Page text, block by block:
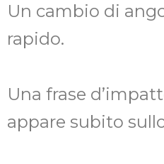
Un cambio di
rapido.
Una frase
appare subito